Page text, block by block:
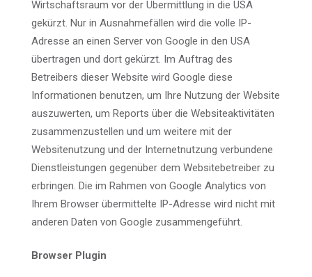
Wirtschaftsraum vor der Übermittlung in die USA
gekürzt. Nur in Ausnahmefällen wird die volle IP-
Adresse an einen Server von Google in den USA
übertragen und dort gekürzt. Im Auftrag des
Betreibers dieser Website wird Google diese
Informationen benutzen, um Ihre Nutzung der Website
auszuwerten, um Reports über die Websiteaktivitäten
zusammenzustellen und um weitere mit der
Websitenutzung und der Internetnutzung verbundene
Dienstleistungen gegenüber dem Websitebetreiber zu
erbringen. Die im Rahmen von Google Analytics von
Ihrem Browser übermittelte IP-Adresse wird nicht mit
anderen Daten von Google zusammengeführt.
Browser Plugin